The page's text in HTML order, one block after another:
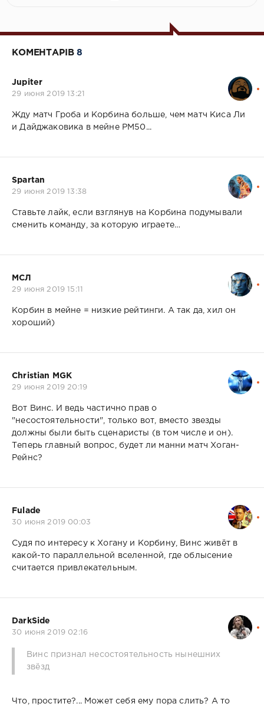
КОМЕНТАРІВ8
Jupiter
29 июня 2019 13:21
Жду матч Гроба и Корбина больше, чем матч Киса Ли
и Дайджаковика в мейне РМ50...
Spartan
29 июня 2019 13:38
Ставьте лайк, если взглянув на Корбина подумывали
сменить команду, за которую играете…
МСЛ
29 июня 2019 15:11
Корбин в мейне = низкие рейтинги. А так да, хил он
хороший)
Christian MGK
29 июня 2019 20:19
Вот Винс. И ведь частично прав о
"несостоятельности", только вот, вместо звезды
должны были быть сценаристы (в том числе и он).
Теперь главный вопрос, будет ли манни матч Хоган-
Рейнс?
Fulade
30 июня 2019 00:03
Судя по интересу к Хогану и Корбину, Винс живёт в
какой-то параллельной вселенной, где облысение
считается привлекательным.
DarkSide
30 июня 2019 02:16
Винс признал несостоятельность нынешних
звёзд
Что, простите?... Может себя ему пора слить? А то